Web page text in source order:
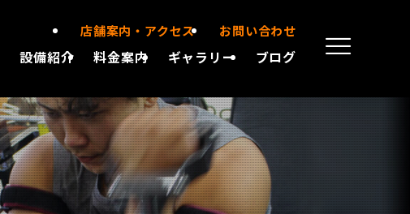
設備紹介 料金案内 ギャラリー ブログ
店舗案内・アクセス お問い合わせ